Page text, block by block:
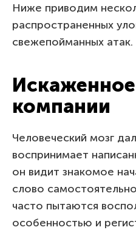
Ниже приводим
распространенных
свежепойманных атак.
компании
Человеческий мозг
воспринимает
он видит знакомое
слово
часто пытаются
особенностью и